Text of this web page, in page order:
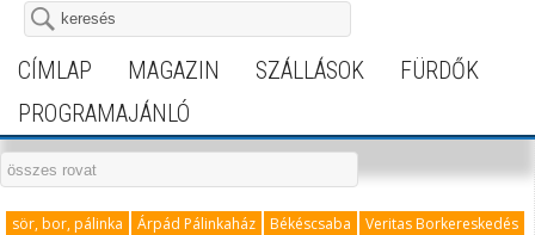
CÍMLAP MAGAZIN SZÁLLÁSOK
FÜRDŐK
PROGRAMAJÁNLÓ
sör, bor, pálinka Árpád Pálinkaház Békéscsaba Veritas Borkereskedés